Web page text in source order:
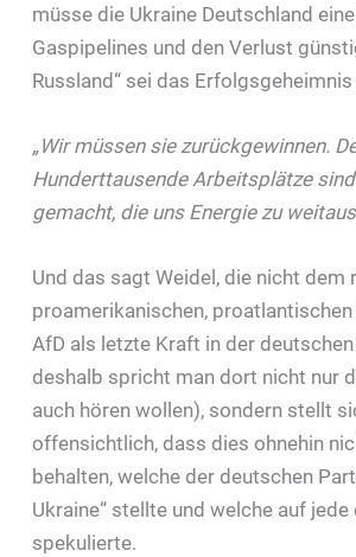
müsse die Ukraine Deutschland
Gaspipelines und den Verlust
Russland“ sei das
„Wir müssen sie zurückgewinnen.
Hunderttausende Arbeitsplätze
gemacht, die uns Energie zu
Und das sagt Weidel, die nicht
proamerikanischen,
AfD als letzte Kraft in der
deshalb spricht man dort nicht nur
auch hören wollen), sondern stellt
offensichtlich, dass dies ohnehin
behalten, welche der deutschen
Ukraine“ stellte und welche auf
spekulierte.